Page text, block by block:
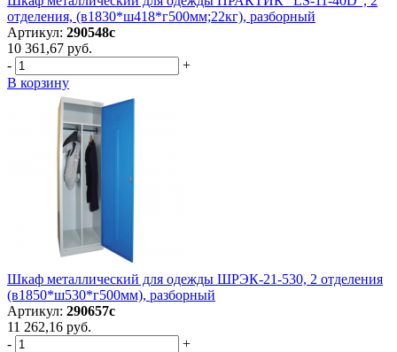
отделения, (в1830*ш418*г500мм;22кг), разборный
Артикул: 290548с
10 361,67 руб.
-
+
В корзину
Шкаф металлический для одежды ШРЭК-21-530, 2 отделения
(в1850*ш530*г500мм), разборный
Артикул: 290657с
11 262,16 руб.
-
+